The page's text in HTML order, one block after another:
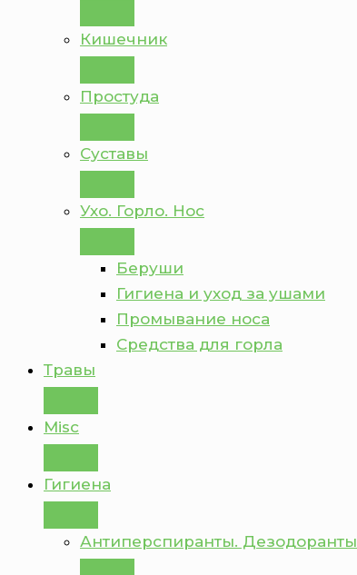
Кишечник
Простуда
Суставы
Ухо. Горло. Нос
Беруши
Гигиена и уход за ушами
Промывание носа
Средства для горла
Травы
Misc
Гигиена
Антиперспиранты. Дезодоранты